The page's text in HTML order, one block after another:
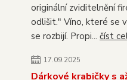
originální zviditelnění
odlišit." Víno, které se
se rozbijí. Propi... číst
17.09.2025
Dárkové krabičky s